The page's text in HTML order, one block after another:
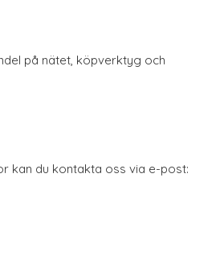
på nätet, köpverktyg och
kan du kontakta oss via e-post: